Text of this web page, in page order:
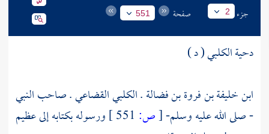
جزء 2 صفحة 551
دحية الكلبي ( د )
ابن خليفة بن فروة بن فضالة . الكلبي القضاعي . صاحب النبي
- صلى الله عليه وسلم-[ص:
ورسوله بكتابه إلى عظيم